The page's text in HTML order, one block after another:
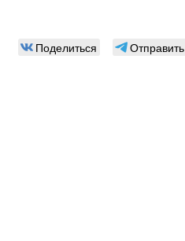
Поделиться Отправить